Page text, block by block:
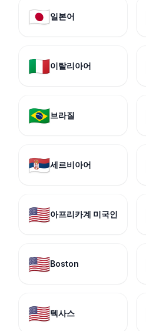
🇯🇵일본어
🇮🇹이탈리아어
🇧🇷브라질
🇷🇸세르비아어
🇺🇸아프리카계 미국인
🇺🇸Boston
🇺🇸텍사스